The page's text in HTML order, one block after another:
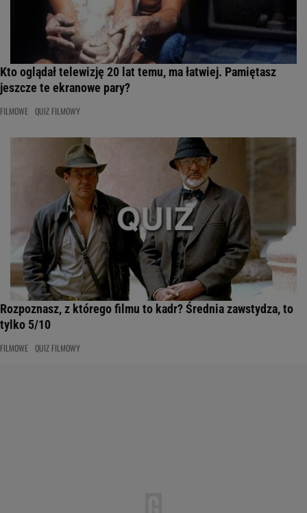
Kto oglądał telewizję 20 lat temu, ma łatwiej. Pamiętasz
jeszcze te ekranowe pary?
FILMOWE QUIZ FILMOWY
Rozpoznasz, z którego filmu to kadr? Średnia zawstydza, to
tylko 5/10
FILMOWE QUIZ FILMOWY